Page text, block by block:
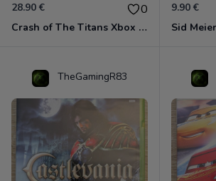
28.90 € 0
Crash of The Titans Xbox 360
9.90 €
TheGamingR83